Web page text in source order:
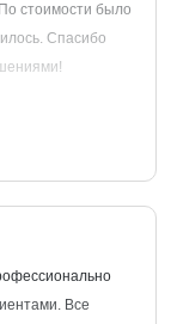
стоимости было
Спасибо
Все